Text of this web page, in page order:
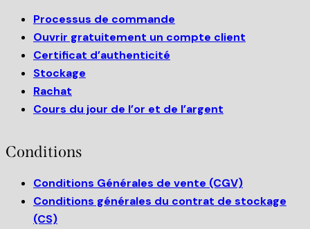
Processus de commande
Ouvrir gratuitement un compte client
Certificat d’authenticité
Stockage
Rachat
Cours du jour de l’or et de l’argent
Conditions
Conditions Générales de vente (CGV)
Conditions générales du contrat de stockage
(CS)